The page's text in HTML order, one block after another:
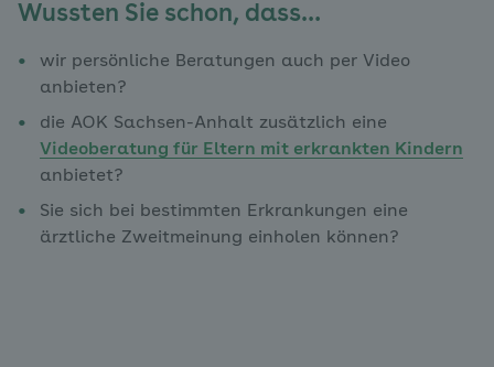
Wussten Sie schon, dass…
wir persönliche Beratungen auch per Video
anbieten?
die AOK Sachsen-Anhalt zusätzlich eine
Videoberatung für Eltern mit erkrankten Kindern
anbietet?
Sie sich bei bestimmten Erkrankungen eine
ärztliche Zweitmeinung einholen können?